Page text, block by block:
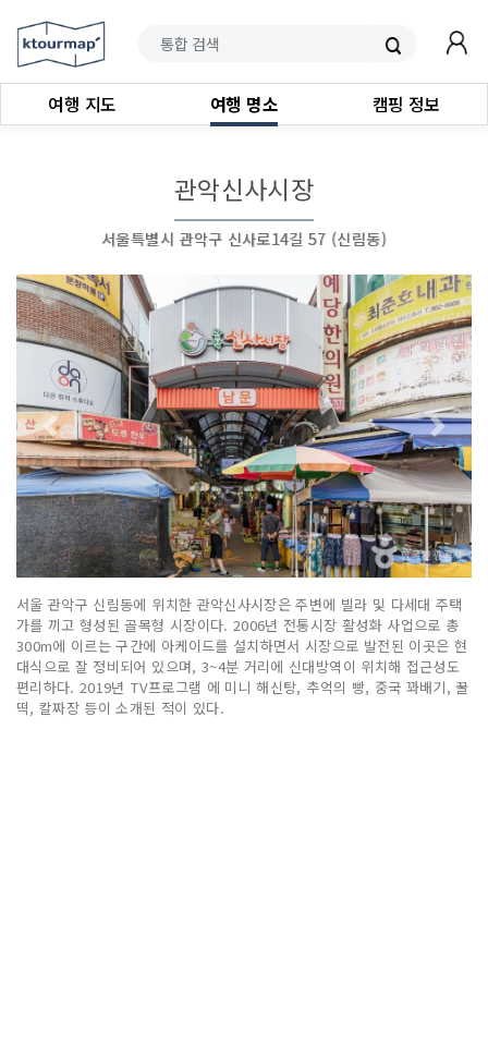
여행 지도 여행 명소 캠핑 정보
관악신사시장
서울특별시 관악구 신사로14길 57 (신림동)
서울 관악구 신림동에 위치한 관악신사시장은 주변에 빌라 및 다세대 주택
가를 끼고 형성된 골목형 시장이다. 2006년 전통시장 활성화 사업으로 총
300m에 이르는 구간에 아케이드를 설치하면서 시장으로 발전된 이곳은 현
대식으로 잘 정비되어 있으며, 3~4분 거리에 신대방역이 위치해 접근성도
편리하다. 2019년 TV프로그램 에 미니 해신탕, 추억의 빵, 중국 꽈배기, 꿀
떡, 칼짜장 등이 소개된 적이 있다.